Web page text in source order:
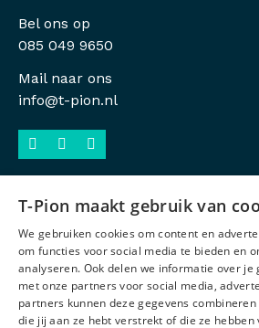
Bel ons op
085 049 9650
Mail naar ons
info@t-pion.nl
Sitemap
Privacy
Voorwaarden
T-Pion maakt gebruik van
We gebruiken cookies om content en
om functies voor social media te bieden en
analyseren. Ook delen we informatie over je
met onze partners voor social media,
partners kunnen deze gegevens
die jij aan ze hebt verstrekt of die ze hebben